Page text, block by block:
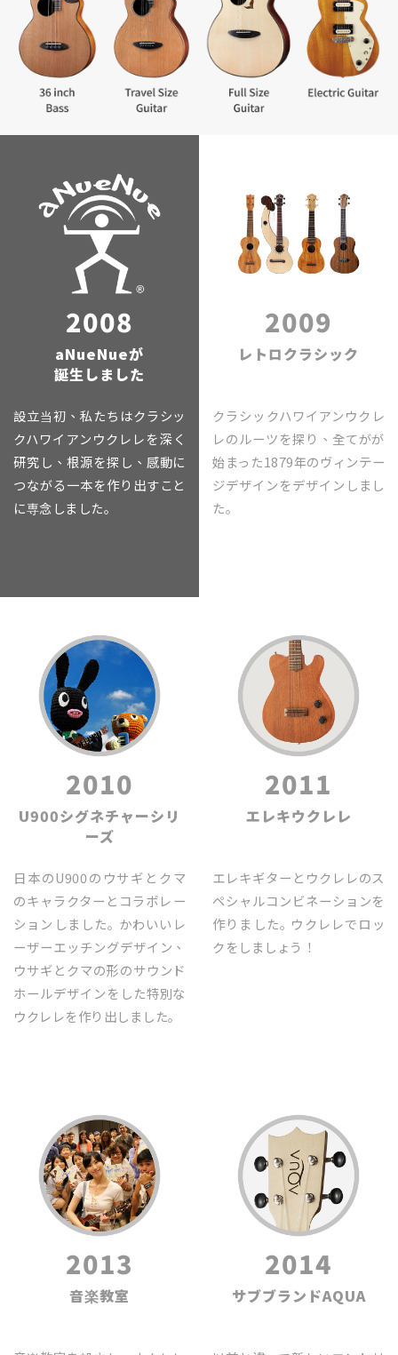
2008
aNueNueが
誕生しました
設立当初、私たちはクラシッ
クハワイアンウクレレを深く
研究し、根源を探し、感動に
つながる一本を作り出すこと
に専念しました｡
2009
レトロクラシック
クラシックハワイアンウクレ
レのルーツを探り、全てがが
始まった1879年のヴィンテー
ジデザインをデザインしまし
た｡
2010
U900シグネチャーシリ
ーズ
日本のU900のウサギとクマ
のキャラクターとコラボレー
ションしました｡ かわいいレ
ーザーエッチングデザイン、
ウサギとクマの形のサウンド
ホールデザインをした特別な
ウクレレを作り出しました｡
2011
エレキウクレレ
エレキギターとウクレレのス
ペシャルコンビネーションを
作りました｡ ウクレレでロッ
クをしましょう！
2013
音楽教室
2014
サブブランドAQUA